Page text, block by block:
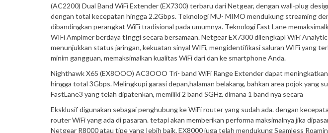
(AC2200) Dual Band WiFi Extender (EX7300) terbaru dari Netgear, dengan wall-plug
dengan total kecepatan hingga 2.2Gbps. Teknologi MU- MIMO mendukung streaming
dibandingkan perangkat WiFi tradisional pada umumnya. Teknologi Fast Lane
WIFi Amplmer berdaya tInggi secara bersamaan. Netgear EX7300 dilengkapl WiFi
menunjukkan status jaringan, kekuatan sinyal WIFi, mengidentifikasi saluran WIFi yang
minim gangguan, memaksimalkan kualitas WiFi dari dan ke smartphone Anda.
Nighthawk X65 (EX8OOO) AC3OOO Tri- band WiFi Range Extender dapat
hingga total 3Gbps. Melingkupi garasi depan,halaman belakang, bahkan area pojok yang
FastLane3 yang telah dipatenkan, memiliki 2 band SGHz. dimana 1 band nya secara
Eksklusif digunakan sebagai penghubung ke WiFi router yang sudah ada. dengan
router WiFi yang ada di pasaran. tetapi akan memberikan performa maksimalnya jika
Netgear R8000 atau tipe yang Iebih baik. EX8000 juga telah mendukung Seamless